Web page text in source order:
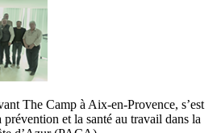
The Camp à Aix-en-Provence, s’est
et la santé au travail dans la